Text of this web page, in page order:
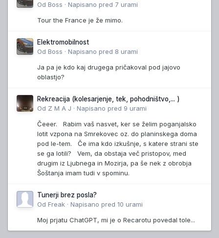
Od Boss · Napisano pred 7 urami
Tour the France je že mimo.
Elektromobilnost
Od Boss · Napisano pred 8 urami
Ja pa je kdo kaj drugega pričakoval pod jajovo
oblastjo?
Rekreacija (kolesarjenje, tek, pohodništvo,... )
Od Z M A J · Napisano pred 9 urami
Čeeer. Rabim vaš nasvet, ker se želim poganjalsko
lotit vzpona na Smrekovec oz. do planinskega doma
pod le-tem. Če ima kdo izkušnje, s katere strani ste
se ga lotili? Vem, da obstaja več pristopov, med
drugim iz Ljubnega in Mozirja, pa še nek z obrobja
Šoštanja imam tudi v spominu.
Tunerji brez posla?
Od Freak · Napisano pred 10 urami
Moj prjatu ChatGPT, mi je o Recarotu povedal tole...